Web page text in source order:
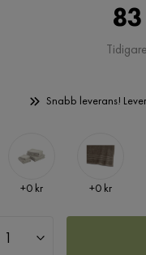
Snabb leverans!
Pris
+0 kr Pris
+0 kr